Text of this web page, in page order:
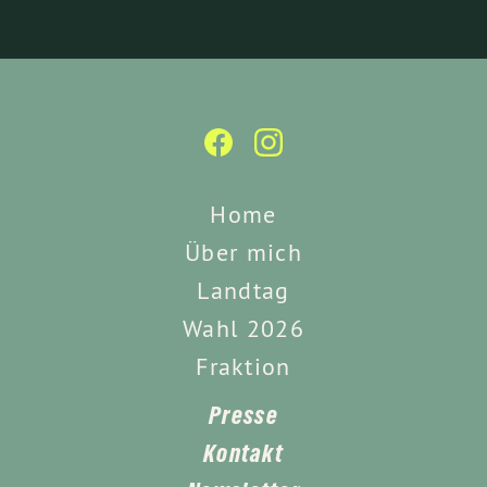
Home
Über mich
Landtag
Wahl 2026
Fraktion
Presse
Kontakt